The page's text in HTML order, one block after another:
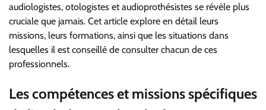
audiologistes, otologistes et audioprothésistes se révèle plus
cruciale que jamais. Cet article explore en détail leurs
missions, leurs formations, ainsi que les situations dans
lesquelles il est conseillé de consulter chacun de ces
professionnels.
Les compétences et missions spécifiques